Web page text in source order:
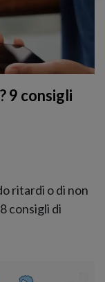
9 consigli
ritardi o di non
consigli di